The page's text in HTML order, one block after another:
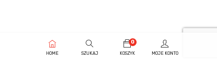
HOME SZUKAJ
0
KOSZYK MOJE KONTO